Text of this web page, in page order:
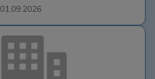
01.09.2026